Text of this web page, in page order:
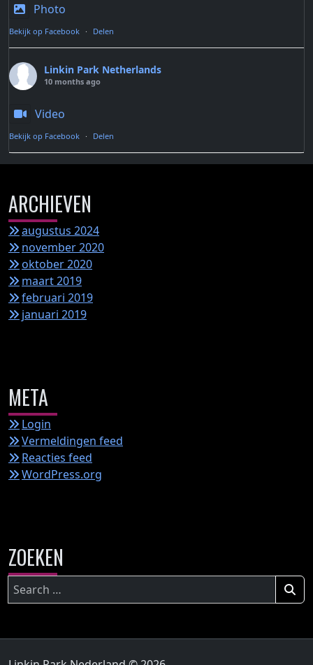
Photo
Bekijk op Facebook · Delen
Linkin Park Netherlands
10 months ago
Video
Bekijk op Facebook · Delen
ARCHIEVEN
augustus 2024
november 2020
oktober 2020
maart 2019
februari 2019
januari 2019
META
Login
Vermeldingen feed
Reacties feed
WordPress.org
ZOEKEN
Zoeken
naar: